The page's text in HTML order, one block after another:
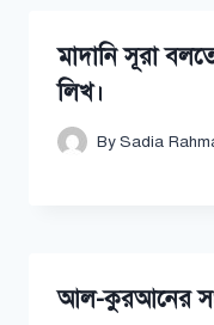
মাদানি সূরা
লিখ।
BySadia
আল-কুরআনের